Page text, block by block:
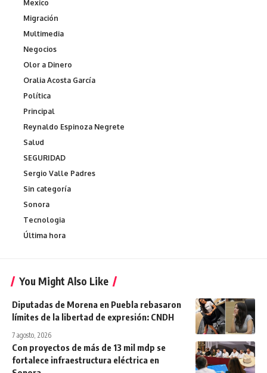
Mexico
Migración
Multimedia
Negocios
Olor a Dinero
Oralia Acosta García
Política
Principal
Reynaldo Espinoza Negrete
Salud
SEGURIDAD
Sergio Valle Padres
Sin categoría
Sonora
Tecnologia
Última hora
You Might Also Like
Diputadas de Morena en Puebla rebasaron
límites de la libertad de expresión: CNDH
7 agosto, 2026
Con proyectos de más de 13 mil mdp se
fortalece infraestructura eléctrica en